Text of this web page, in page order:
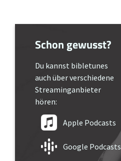
Schon gewusst?
Du kannst bibletunes
auch über verschiedene
Streaminganbieter
hören:
Apple Podcasts
Google Podcasts